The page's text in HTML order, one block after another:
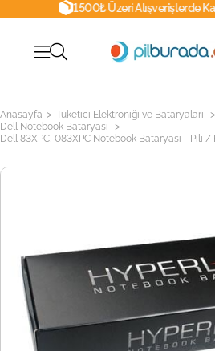
1500₺ Üzeri Alışverişlerde Kargo
Anasayfa > Tüketici Elektroniği ve Bataryaları >
Dell Notebook Bataryası >
Dell 83XPC, 083XPC Notebook Bataryası - Pili /